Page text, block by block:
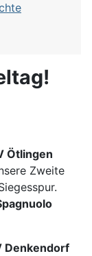
Ötlingen
Zweite
Denkendorf